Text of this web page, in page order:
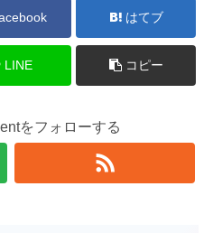
はてブ
LINE コピー
をフォローする